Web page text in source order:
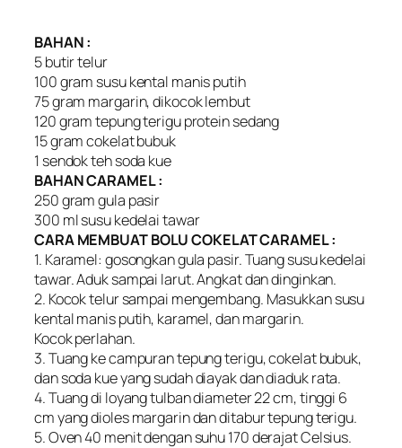
BAHAN :
5 butir telur
100 gram susu kental manis putih
75 gram margarin, dikocok lembut
120 gram tepung terigu protein sedang
15 gram cokelat bubuk
1 sendok teh soda kue
BAHAN CARAMEL :
250 gram gula pasir
300 ml susu kedelai tawar
CARA MEMBUAT BOLU COKELAT CARAMEL :
1. Karamel: gosongkan gula pasir. Tuang susu kedelai
tawar. Aduk sampai larut. Angkat dan dinginkan.
2. Kocok telur sampai mengembang. Masukkan susu
kental manis putih, karamel, dan margarin.
Kocok perlahan.
3. Tuang ke campuran tepung terigu, cokelat bubuk,
dan soda kue yang sudah diayak dan diaduk rata.
4. Tuang di loyang tulban diameter 22 cm, tinggi 6
cm yang dioles margarin dan ditabur tepung terigu.
5. Oven 40 menit dengan suhu 170 derajat Celsius.